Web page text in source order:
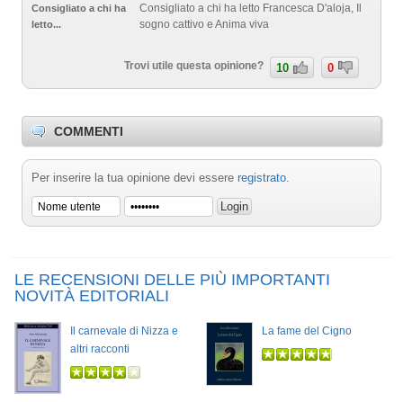
Consigliato a chi ha
letto...
Consigliato a chi ha letto Francesca D'aloja, Il
sogno cattivo e Anima viva
Trovi utile questa opinione? 10 0
COMMENTI
Per inserire la tua opinione devi essere registrato.
LE RECENSIONI DELLE PIÙ IMPORTANTI
NOVITÀ EDITORIALI
Il carnevale di Nizza e
altri racconti
La fame del Cigno